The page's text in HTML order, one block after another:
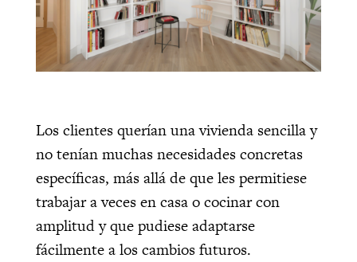
Los clientes querían una vivienda sencilla y
no tenían muchas necesidades concretas
específicas, más allá de que les permitiese
trabajar a veces en casa o cocinar con
amplitud y que pudiese adaptarse
fácilmente a los cambios futuros.